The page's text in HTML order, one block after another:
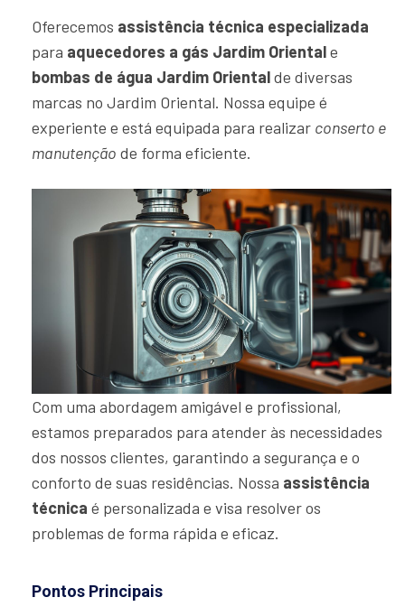
Oferecemos assistência técnica especializada
para aquecedores a gás Jardim Orientale
bombas de água Jardim Orientalde diversas
marcas no Jardim Oriental. Nossa equipe é
experiente e está equipada para realizar conserto e
manutenção de forma eficiente.
Com uma abordagem amigável e profissional,
estamos preparados para atender às necessidades
dos nossos clientes, garantindo a segurança e o
conforto de suas residências. Nossa assistência
técnica é personalizada e visa resolver os
problemas de forma rápida e eficaz.
Pontos Principais